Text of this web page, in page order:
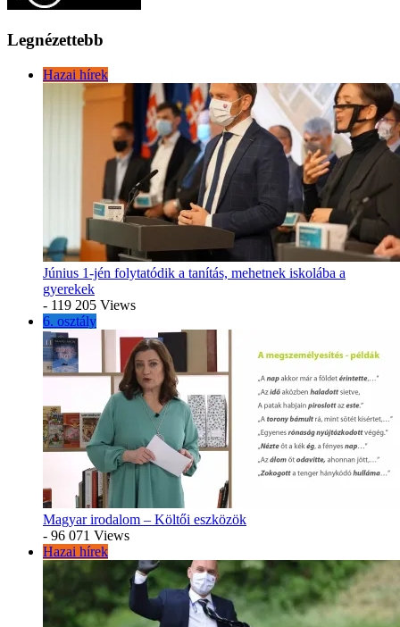
Legnézettebb
Hazai hírek
Június 1-jén folytatódik a tanítás, mehetnek iskolába a
gyerekek
- 119 205 Views
6. osztály
Magyar irodalom – Költői eszközök
- 96 071 Views
Hazai hírek